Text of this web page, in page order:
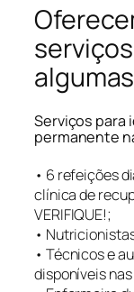
Serviços para
permanente
• 6 refeições
clínica de
VERIFIQUE!;
•
• Técnicos e
disponíveis